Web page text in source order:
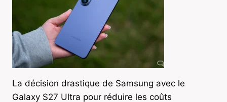
La décision drastique de Samsung avec le
Galaxy S27 Ultra pour réduire les coûts